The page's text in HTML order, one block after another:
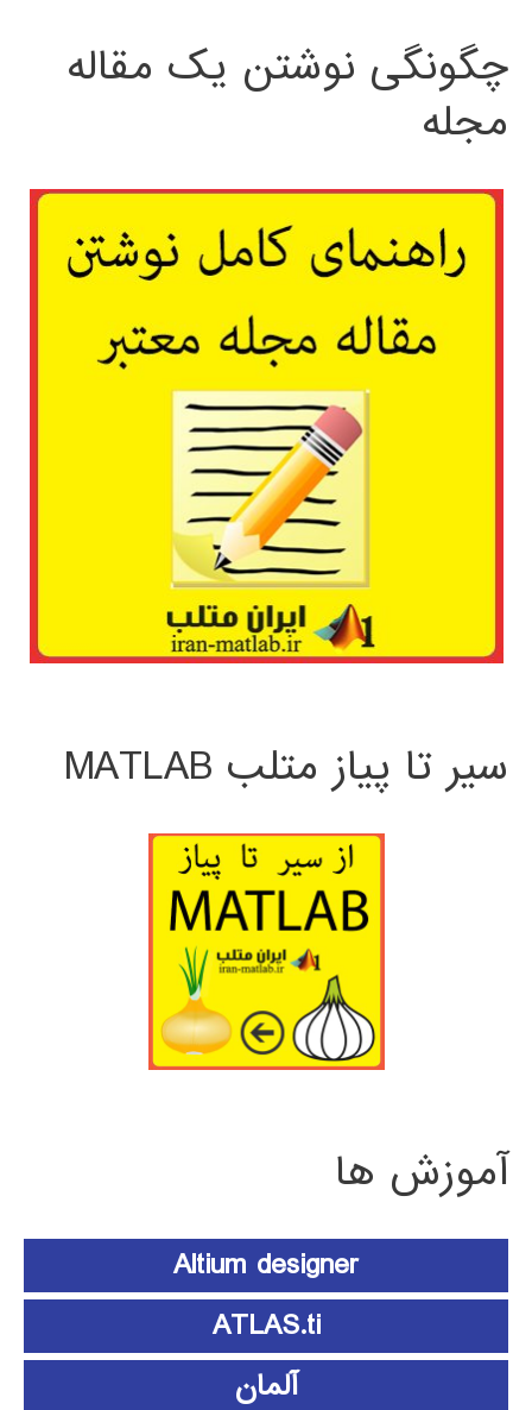
چگونگی نوشتن یک مقاله
مجله
سیر تا پیاز متلب MATLAB
آموزش ها
Altium designer
ATLAS.ti
آلمان